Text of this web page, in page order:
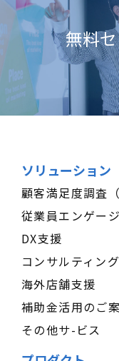
無料
ソリューション
顧客満足度調査
従業員エンゲー
DX支援
コンサルティング
海外店舗支援
補助金活用のご
その他サ-ビス